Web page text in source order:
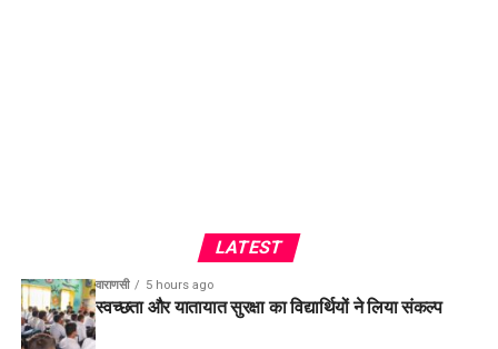
LATEST
वाराणसी 5 hours ago
स्वच्छता और यातायात सुरक्षा का विद्यार्थियों ने लिया संकल्प